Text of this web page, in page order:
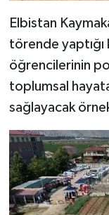
Elbistan
törende
öğrencilerinin
toplumsal
sağlayacak